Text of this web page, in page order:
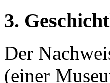
3.
Der
(einer